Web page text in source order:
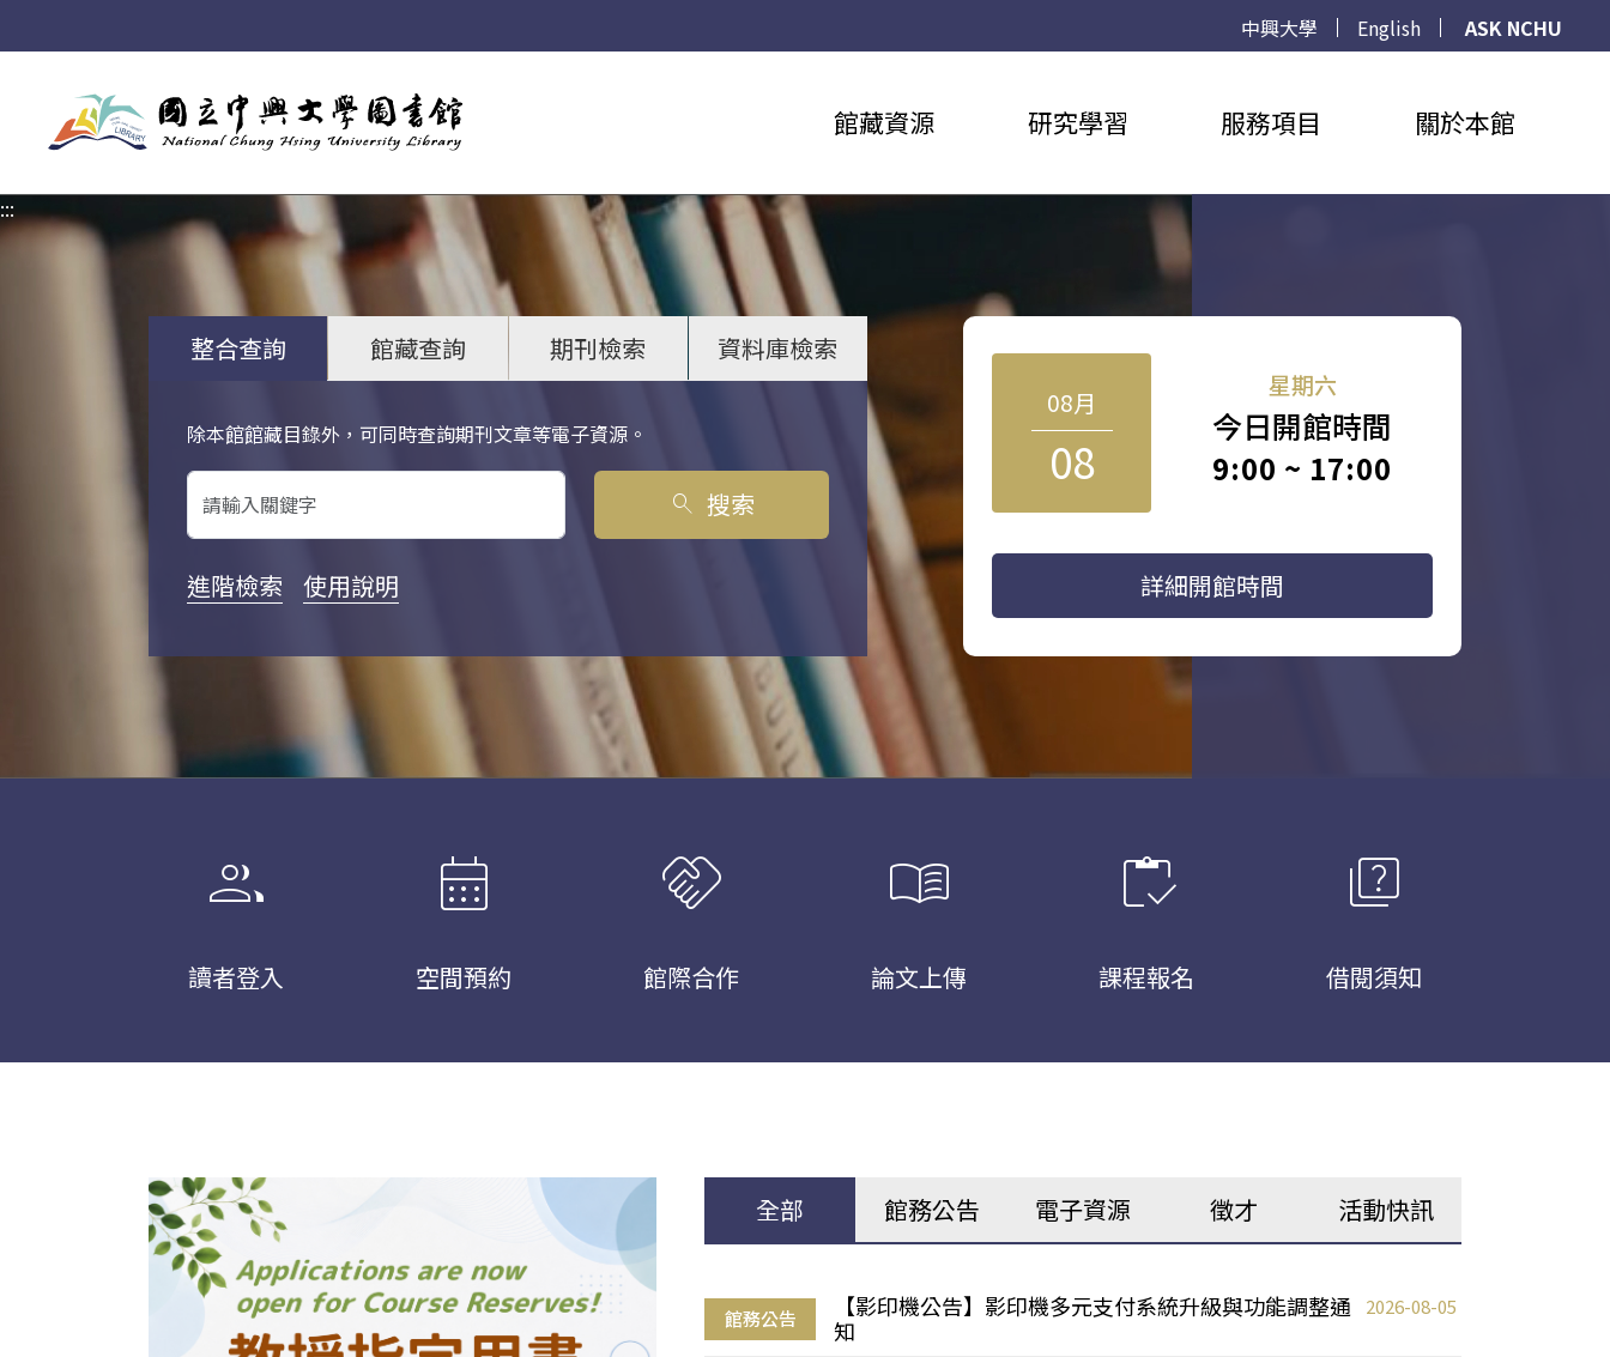
中興大學 English
ASK NCHU
館藏資源 研究學習 服務項目 關於本館
:::
整合查詢 館藏查詢 期刊檢索 資料庫檢索
除本館館藏目錄外，可同時查詢期刊文章等電子資源。
關鍵字搜尋
search 搜索
進階檢索 使用說明
08月
08
星期六
今日開館時間
9:00 ~ 17:00
詳細開館時間
group
讀者登入
calendar_month
空間預約
handshake
館際合作
menu_book
論文上傳
inventory
課程報名
quiz
借閱須知
全部 館務公告 電子資源 徵才 活動快訊
館務公告
【影印機公告】影印機多元支付系統升級與功能調整通
知
2026-08-05